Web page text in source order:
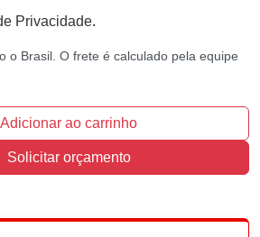
Privacidade.
o Brasil. O frete é calculado pela equipe
Adicionar ao carrinho
Solicitar orçamento